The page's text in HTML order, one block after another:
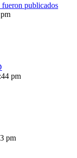
publicados
pm
pm